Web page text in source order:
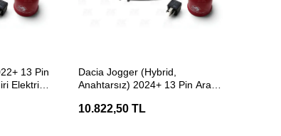
13 Pin
Elektrik
Dacia Jogger (Hybrid,
Anahtarsız) 2024+ 13 Pin Araca
Tesisatı
10.822,50 TL